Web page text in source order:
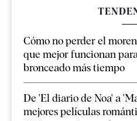
Cómo no perder el
que mejor funcionan
bronceado más tiempo
De 'El diario de Noa' a
mejores películas